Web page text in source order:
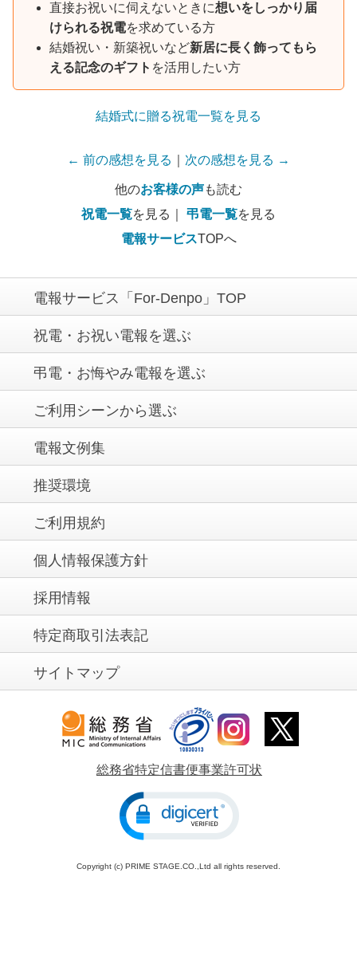
直接お祝いに伺えないときに想いをしっかり届
けられる祝電を求めている方
結婚祝い・新築祝いなど新居に長く飾ってもら
える記念のギフト を活用したい方
結婚式に贈る祝電一覧を見る
← 前の感想を見る 次の感想を見る →
他のお客様の声も読む
祝電一覧を見る｜ 弔電一覧を見る
電報サービスTOPへ
電報サービス「For-Denpo」TOP
祝電・お祝い電報を選ぶ
弔電・お悔やみ電報を選ぶ
ご利用シーンから選ぶ
電報文例集
推奨環境
ご利用規約
個人情報保護方針
採用情報
特定商取引法表記
サイトマップ
総務省特定信書便事業許可状
Copyright (c) PRIME STAGE.CO.,Ltd all rights reserved.